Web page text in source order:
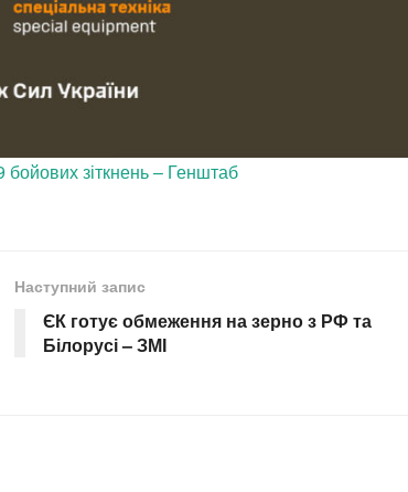
бойових зіткнень – Генштаб
Наступний запис
ЄК готує обмеження на зерно з РФ та
Білорусі – ЗМІ